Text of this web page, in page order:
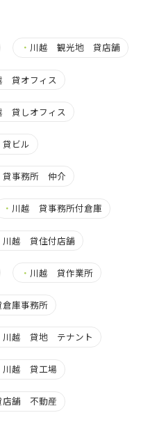
・ 川越 観光地 貸店舗
貸オフィス
貸しオフィス
ビル
事務所 仲介
・ 川越 貸事務所付倉庫
川越 貸住付店舗
・ 川越 貸作業所
庫事務所
川越 貸地 テナント
川越 貸工場
舗 不動産